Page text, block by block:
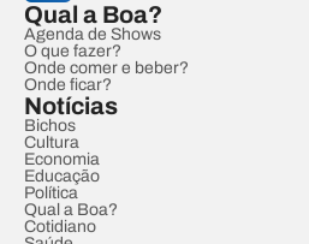
Qual a Boa?
Agenda de Shows
O que fazer?
Onde comer e beber?
Onde ficar?
Notícias
Bichos
Cultura
Economia
Educação
Política
Qual a Boa?
Cotidiano